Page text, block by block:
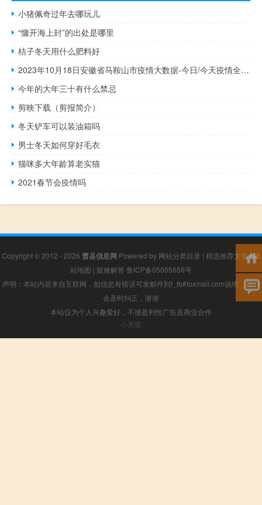
小猪佩奇过年去哪玩儿
“慵开海上封”的出处是哪里
桔子冬天用什么肥料好
2023年10月18日安徽省马鞍山市疫情大数据-今日/今天疫情全网搜索最新实时消息动态情况通知播报
今年的大年三十有什么禁忌
剪映下载（剪报简介）
冬天铲车可以装油箱吗
男士冬天如何穿好毛衣
猫咪多大年龄算老实猫
2021春节会疫情吗
Copyright © 2012 - 2026 曹县信息网 Powered by 网站分类目录 | 精选推荐文章|网
站地图 | 疑难解答 鲁ICP备05005656号
声明：本站内容来自互联网，如信息有错误可发邮件到f_fb#foxmail.com说明，我们
会及时纠正，谢谢
本站仅为个人兴趣爱好，不接盈利性广告及商业合作
小男孩